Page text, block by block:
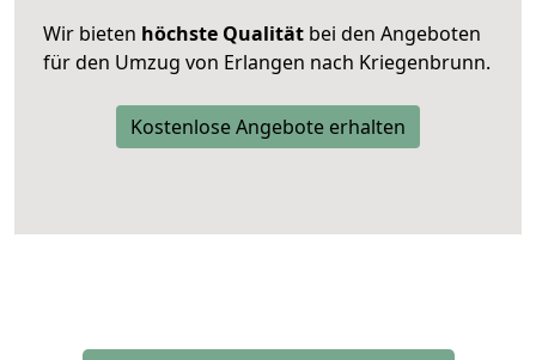
Wir bieten höchste Qualität bei den Angeboten
für den Umzug von Erlangen nach Kriegenbrunn.
Kostenlose Angebote erhalten